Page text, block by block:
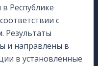
Республике
с
Результаты
и направлены в
в установленные